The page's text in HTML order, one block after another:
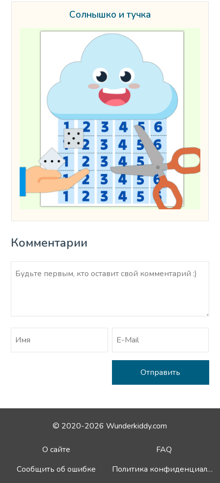
Солнышко и тучка
Комментарии
© 2020-2026 Wunderkiddy.com
О сайте
FAQ
Сообщить об ошибке
Политика конфиденциальности